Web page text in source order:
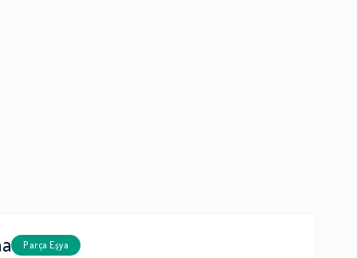
Parça Eşya